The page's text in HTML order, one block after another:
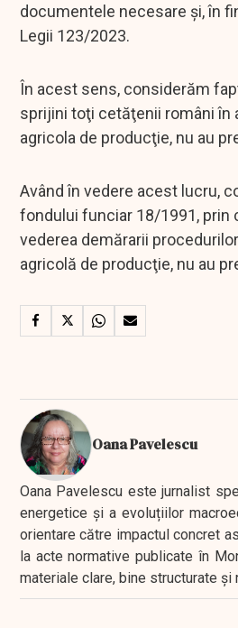
documentele necesare şi, în
Legii 123/2023.
În acest sens, considerăm
sprijini toţi cetăţenii români în
agricola de producţie, nu au
Având în vedere acest lucru,
fondului funciar 18/1991, prin
vederea demărarii
agricolă de producţie, nu au
Oana Pavelescu
Oana Pavelescu este jurnalist
energetice și a evoluțiilor
orientare către impactul concret
la acte normative publicate în
materiale clare, bine structurate